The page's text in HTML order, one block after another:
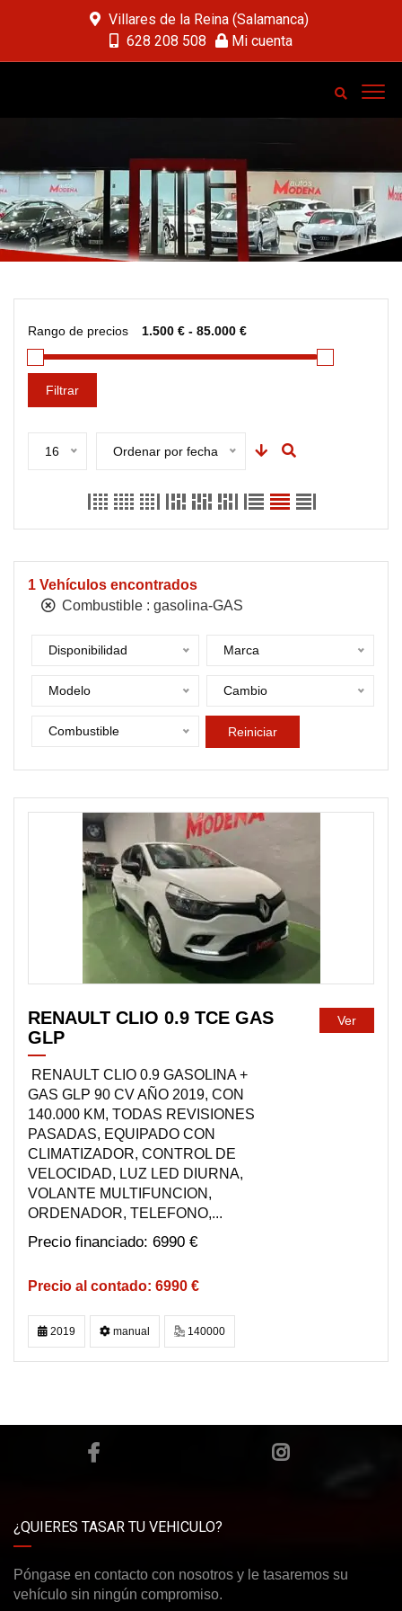
Villares de la Reina (Salamanca)
628 208 508
Mi cuenta
Rango de precios
Filtrar
16 Ordenar por fecha
1 Vehículos encontrados
Combustible : gasolina-GAS
Disponibilidad Marca
Modelo Cambio
Combustible Reiniciar
DISPONIBLE
RENAULT CLIO 0.9 TCE GAS
GLP
RENAULT CLIO 0.9 GASOLINA +
GAS GLP 90 CV AÑO 2019, CON
140.000 KM, TODAS REVISIONES
PASADAS, EQUIPADO CON
CLIMATIZADOR, CONTROL DE
VELOCIDAD, LUZ LED DIURNA,
VOLANTE MULTIFUNCION,
ORDENADOR, TELEFONO,...
6990 €
6990 €
Ver
2019 manual 140000
¿QUIERES TASAR TU VEHICULO?
Póngase en contacto con nosotros y le tasaremos su
vehículo sin ningún compromiso.